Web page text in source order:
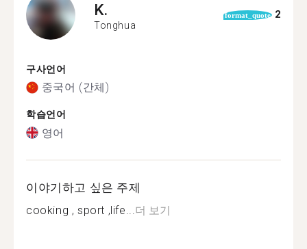
K.
Tonghua
format_quote 2
구사언어
중국어 (간체)
학습언어
영어
이야기하고 싶은 주제
cooking , sport ,life... 더 보기